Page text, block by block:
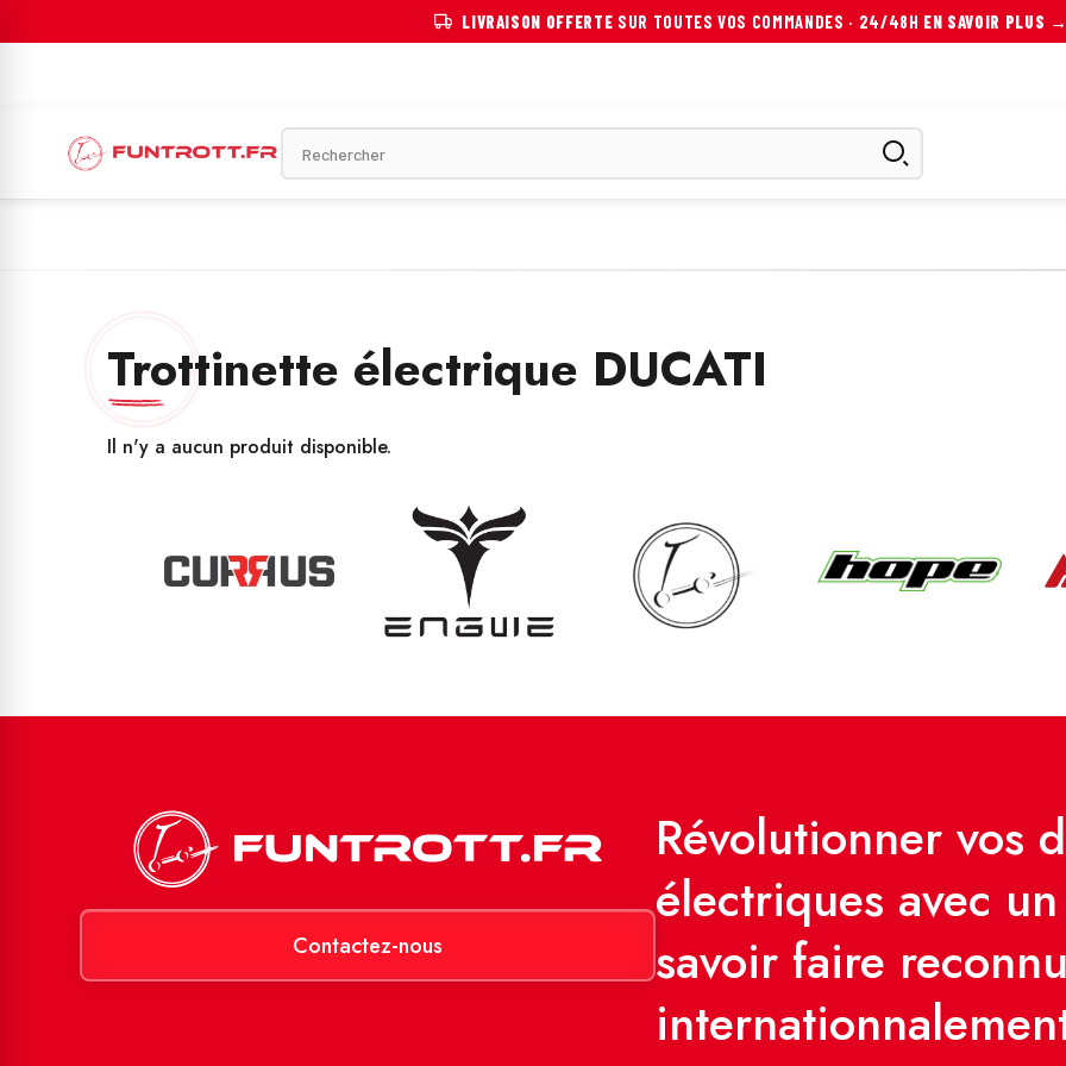
LIVRAISON OFFERTE SUR TOUTES VOS COMMANDES · 24/48H EN SAVOIR PLUS →
ÉLECTRIQUE VÉLO ÉLECTRIQUE AUTRES MOBILITÉS
Trottinette électrique DUCATI
Il n'y a aucun produit disponible.
Contactez-nous
Révolutionner vos
électriques avec
savoir faire